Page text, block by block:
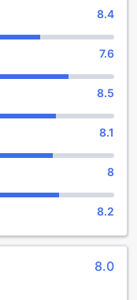
사합니다. 호텔 내에
으며, 아름다운 정원
를 갖추고 있어 휴양
트니스 센터에서 운동
안함을 느낄 수 있습
프로그램과 이벤트
공합니다. 시티허브
테인먼트 시설과 함께
설
. 이 호텔은 빨래 서비
을 수 있습니다. 안전
할 수 있으며, 친절한
담 서비스를 제공합
8.4
7.6
8.5
8.1
8
8.2
8.0